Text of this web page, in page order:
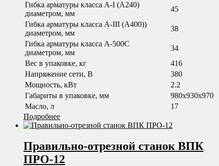
Гибка арматуры класса А-I (А240)
диаметром, мм
45
Гибка арматуры класса А-III (А400))
диаметром, мм
38
Гибка арматуры класса А-500С
диаметром, мм
34
Вес в упаковке, кг
416
Напряжение сети, В
380
Мощность, кВт
2.2
Габариты в упаковке, мм
980х930х970
Масло, л
17
Подробнее
Правильно-отрезной станок ВПК
ПРО-12